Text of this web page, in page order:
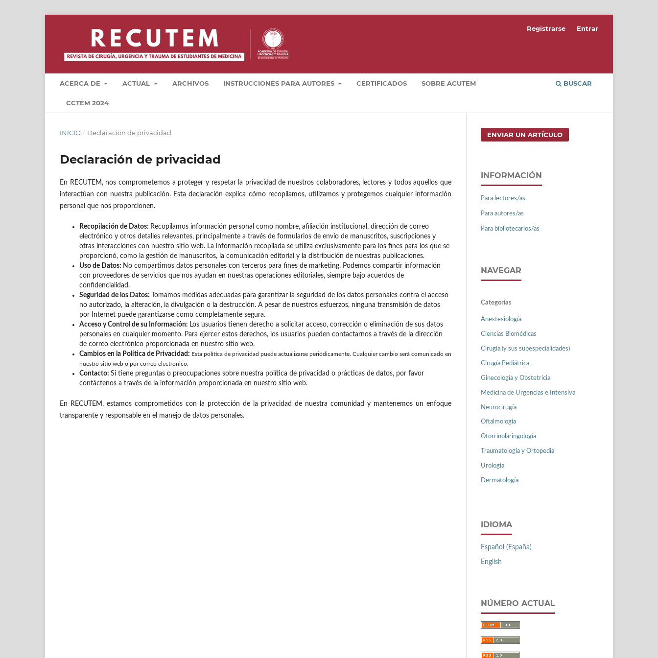
ACERCA DE ACTUAL ARCHIVOS INSTRUCCIONES PARA AUTORES CERTIFICADOS SOBRE ACUTEM
CCTEM 2024
BUSCAR
Registrarse Entrar
INICIO / Declaración de privacidad
Declaración de privacidad
En RECUTEM, nos comprometemos a proteger y respetar la privacidad de nuestros colaboradores, lectores y todos aquellos que
interactúan con nuestra publicación. Esta declaración explica cómo recopilamos, utilizamos y protegemos cualquier información
personal que nos proporcionen.
Recopilación de Datos: Recopilamos información personal como nombre, afiliación institucional, dirección de correo
electrónico y otros detalles relevantes, principalmente a través de formularios de envío de manuscritos, suscripciones y
otras interacciones con nuestro sitio web. La información recopilada se utiliza exclusivamente para los fines para los que se
proporcionó, como la gestión de manuscritos, la comunicación editorial y la distribución de nuestras publicaciones.
Uso de Datos: No compartimos datos personales con terceros para fines de marketing. Podemos compartir información
con proveedores de servicios que nos ayudan en nuestras operaciones editoriales, siempre bajo acuerdos de
confidencialidad.
Seguridad de los Datos:
Tomamos medidas adecuadas para garantizar la seguridad de los datos personales contra el acceso
no autorizado, la alteración, la divulgación o la destrucción. A pesar de nuestros esfuerzos, ninguna transmisión de datos
por Internet puede garantizarse como completamente segura.
Acceso y Control de su Información: Los usuarios tienen derecho a solicitar acceso, corrección o eliminación de sus datos
personales en cualquier momento. Para ejercer estos derechos, los usuarios pueden contactarnos a través de la dirección
de correo electrónico proporcionada en nuestro sitio web.
Cambios en la Política de Privacidad: Esta política de privacidad puede actualizarse periódicamente. Cualquier cambio será comunicado en
nuestro sitio web o por correo electrónico.
Contacto: Si tiene preguntas o preocupaciones sobre nuestra política de privacidad o prácticas de datos, por favor
contáctenos a través de la información proporcionada en nuestro sitio web.
En RECUTEM, estamos comprometidos con la protección de la privacidad de nuestra comunidad y mantenemos un enfoque
transparente y responsable en el manejo de datos personales.
ENVIAR UN ARTÍCULO
INFORMACIÓN
Para lectores/as
Para autores/as
Para bibliotecarios/as
NAVEGAR
Categorías
Anestesiología
Ciencias Biomédicas
Cirugía (y sus subespecialidades)
Cirugía Pediátrica
Ginecología y Obstetricia
Medicina de Urgencias e Intensiva
Neurocirugía
Oftalmología
Otorrinolaringología
Traumatología y Ortopedia
Urología
Dermatología
IDIOMA
Español (España)
English
NÚMERO ACTUAL